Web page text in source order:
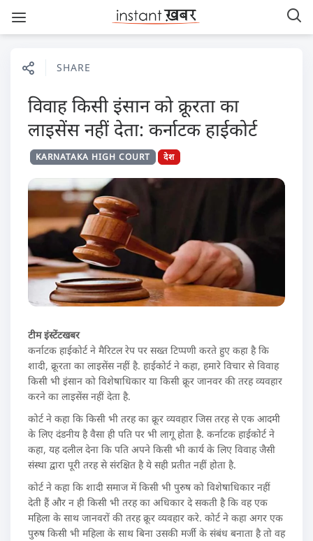
SHARE
विवाह किसी इंसान को क्रूरता का
लाइसेंस नहीं देता: कर्नाटक हाईकोर्ट
KARNATAKA HIGH COURT देश
टीम इंस्टेंटखबर
कर्नाटक हाईकोर्ट ने मैरिटल रेप पर सख्‍त टिप्‍पणी करते हुए कहा है कि
शादी, क्रूरता का लाइसेंस नहीं है. हाईकोर्ट ने कहा, हमारे विचार से विवाह
किसी भी इंसान को विशेषाधिकार या किसी क्रूर जानवर की तरह व्‍यवहार
करने का लाइसेंस नहीं देता है.
कोर्ट ने कहा कि किसी भी तरह का क्रूर व्‍यवहार जिस तरह से एक आदमी
के लिए दंडनीय है वैसा ही पति पर भी लागू होता है. कर्नाटक हाईकोर्ट ने
कहा, यह दलील देना कि पति अपने किसी भी कार्य के लिए विवाह जैसी
संस्‍था द्वारा पूरी तरह से संरक्षित है ये सही प्रतीत नहीं होता है.
कोर्ट ने कहा कि शादी समाज में किसी भी पुरुष को विशेषाधिकार नहीं
देती हैं और न ही किसी भी तरह का अधिकार दे सकती है कि वह एक
महिला के साथ जानवरों की तरह क्रूर व्‍यवहार करे. कोर्ट ने कहा अगर एक
पुरुष किसी भी महिला के साथ बिना उसकी मर्जी के संबंध बनाता है तो वह